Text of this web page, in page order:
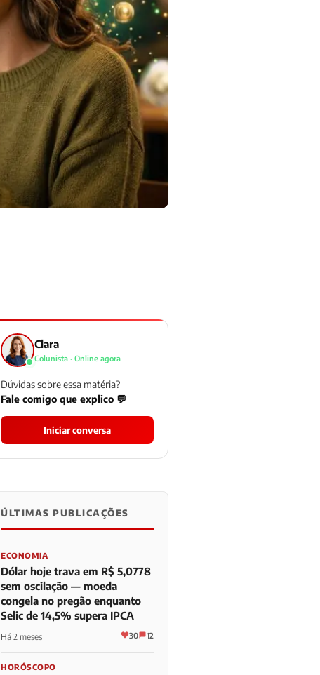
Clara
Colunista · Online agora
Dúvidas sobre essa matéria?
Fale comigo que explico 💬
Iniciar conversa
0 0 0
ÚLTIMAS PUBLICAÇÕES
ECONOMIA
Dólar hoje trava em R$ 5,0778
sem oscilação — moeda
congela no pregão enquanto
Selic de 14,5% supera IPCA
Há 2 meses 30 12
HORÓSCOPO